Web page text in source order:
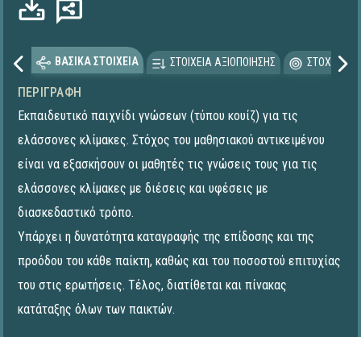
ΒΑΣΙΚΑ ΣΤΟΙΧΕΙΑ ΣΤΟΙΧΕΙΑ ΑΞΙΟΠΟΙΗΣΗΣ
ΠΕΡΙΓΡΑΦΉ
Εκπαιδευτικό παιχνίδι γνώσεων (τύπου κουίζ) για τις
ελάσσονες κλίμακες. Στόχος του μαθησιακού αντικειμένου
είναι να εξασκήσουν οι μαθητές τις γνώσεις τους για τις
ελάσσονες κλίμακες με διέσεις και υφέσεις με
διασκεδαστικό τρόπο.
Υπάρχει η δυνατότητα καταγραφής της επίδοσης και της
προόδου του κάθε παίκτη, καθώς και του ποσοστού επιτυχίας
του στις ερωτήσεις. Τέλος, διατίθεται και πίνακας
κατάταξης όλων των παικτών.